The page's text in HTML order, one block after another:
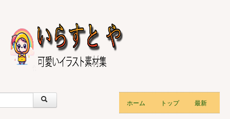
ホーム トップ 最新